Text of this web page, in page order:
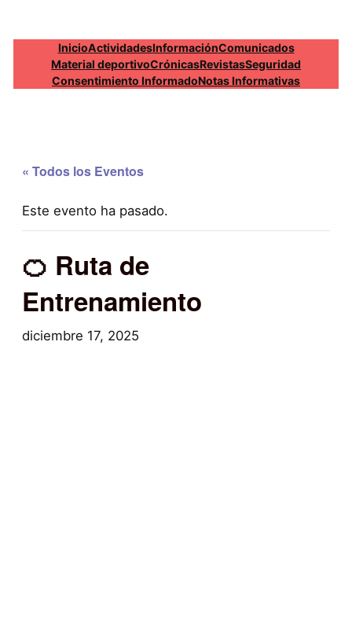
InicioActividadesInformaciónComunicados
Material deportivoCrónicasRevistasSeguridad
Consentimiento InformadoNotas Informativas
« Todos los Eventos
Este evento ha pasado.
🍊 Ruta de
Entrenamiento
diciembre 17, 2025